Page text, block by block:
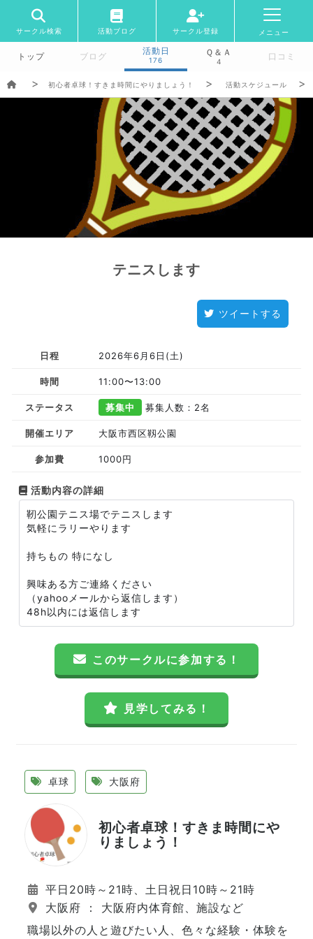
サークル検索 活動ブログ サークル登録 メニュー
トップ ブログ
活動日
176
Ｑ＆Ａ
4 口コミ
初心者卓球！すきま時間にやりましょう！ 活動スケジュール
テニスします
ツイートする
日程 2026年6月6日(土)
時間 11:00〜13:00
ステータス 募集中 募集人数：2名
開催エリア 大阪市西区靱公園
参加費 1000円
活動内容の詳細
靭公園テニス場でテニスします
気軽にラリーやります
持ちもの 特になし
興味ある方ご連絡ください
（yahooメールから返信します）
48h以内には返信します
このサークルに参加する！
見学してみる！
卓球 大阪府
初心者卓球！すきま時間にや
りましょう！
平日20時～21時、土日祝日10時～21時
大阪府 ： 大阪府内体育館、施設など
職場以外の人と遊びたい人、色々な経験・体験を